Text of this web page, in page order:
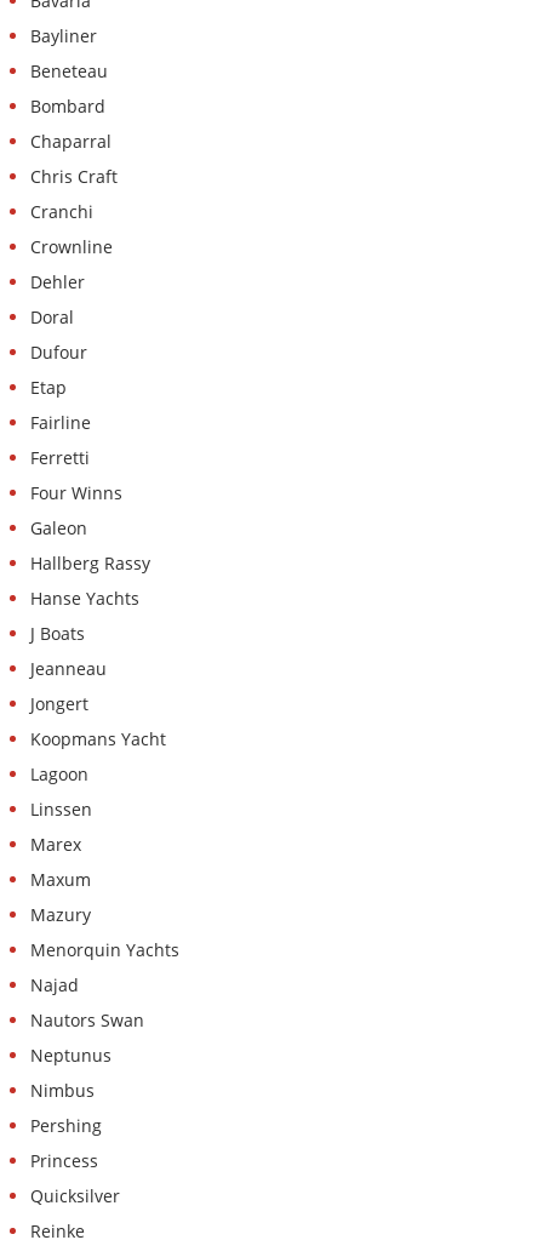
Bayliner
Beneteau
Bombard
Chaparral
Chris Craft
Cranchi
Crownline
Dehler
Doral
Dufour
Etap
Fairline
Ferretti
Four Winns
Galeon
Hallberg Rassy
Hanse Yachts
J Boats
Jeanneau
Jongert
Koopmans Yacht
Lagoon
Linssen
Marex
Maxum
Mazury
Menorquin Yachts
Najad
Nautors Swan
Neptunus
Nimbus
Pershing
Princess
Quicksilver
Reinke